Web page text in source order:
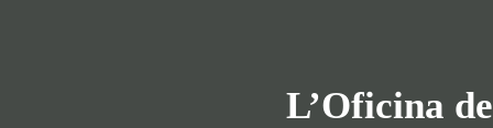
L’Oficina